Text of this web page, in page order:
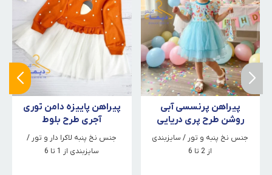
پیراهن پرنسسی آبی
روشن طرح پری دریایی
جنس نخ پنبه و تور / سایزبندی
از 2 تا 6
پیراهن پاییزه دامن توری
آجری طرح بلوط
جنس نخ پنبه لاکرا دار و تور /
سایزبندی از 1 تا 6